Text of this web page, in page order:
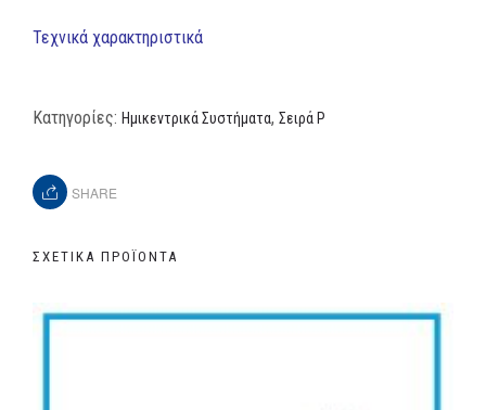
Τεχνικά χαρακτηριστικά
Κατηγορίες: Ημικεντρικά Συστήματα, Σειρά P
SHARE
ΣΧΕΤΙΚΆ ΠΡΟΪΌΝΤΑ